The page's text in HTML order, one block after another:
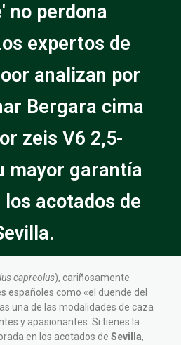
no perdona
expertos de
analizan por
Bergara cima
zeis V6 2,5-
mayor garantía
acotados de
capreolus), cariñosamente
españoles como «el duende del
una de las modalidades de caza
y apasionantes. Si tienes la
en los acotados de Sevilla,